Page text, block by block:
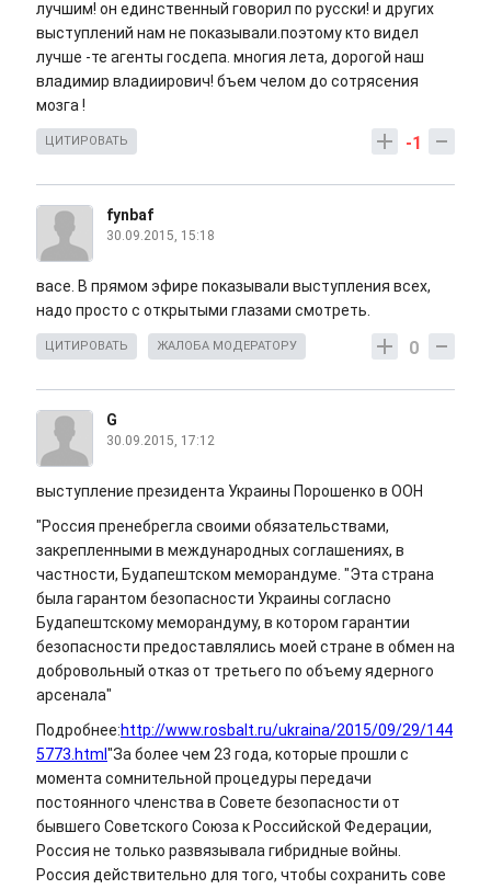
лучшим! он единственный говорил по русски! и других
выступлений нам не показывали.поэтому кто видел
лучше -те агенты госдепа. многия лета, дорогой наш
владимир владиирович! бъем челом до сотрясения
мозга !
-1
ЦИТИРОВАТЬ
fynbaf
30.09.2015, 15:18
васе. В прямом эфире показывали выступления всех,
надо просто с открытыми глазами смотреть.
0
ЦИТИРОВАТЬ ЖАЛОБА МОДЕРАТОРУ
G
30.09.2015, 17:12
выступление президента Украины Порошенко в ООН
"Россия пренебрегла своими обязательствами,
закрепленными в международных соглашениях, в
частности, Будапештском меморандуме. "Эта страна
была гарантом безопасности Украины согласно
Будапештскому меморандуму, в котором гарантии
безопасности предоставлялись моей стране в обмен на
добровольный отказ от третьего по объему ядерного
арсенала"
Подробнее:http://www.rosbalt.ru/ukraina/2015/09/29/144
5773.html "За более чем 23 года, которые прошли с
момента сомнительной процедуры передачи
постоянного членства в Совете безопасности от
бывшего Советского Союза к Российской Федерации,
Россия не только развязывала гибридные войны.
Россия действительно для того, чтобы сохранить сове